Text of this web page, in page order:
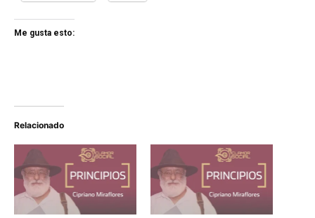
Me gusta esto:
Relacionado